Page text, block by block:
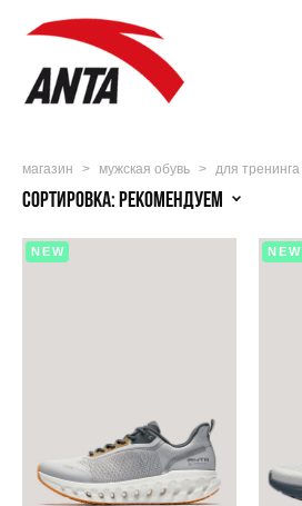
магазин > мужская обувь > для тренинга
Сортировка:рекомендуем
NEW NEW